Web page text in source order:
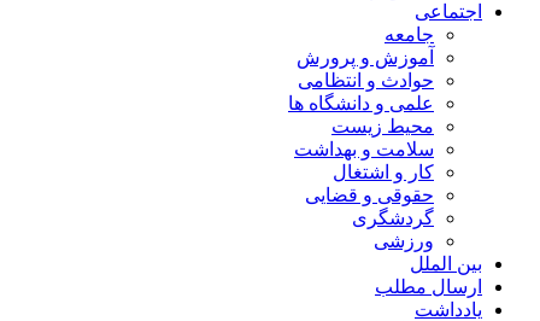
اجتماعی
جامعه
آموزش و پرورش
حوادث و انتظامی
علمی و دانشگاه ها
محیط زیست
سلامت و بهداشت
کار و اشتغال
حقوقی و قضایی
گردشگری
ورزشی
بین الملل
ارسال مطلب
یادداشت